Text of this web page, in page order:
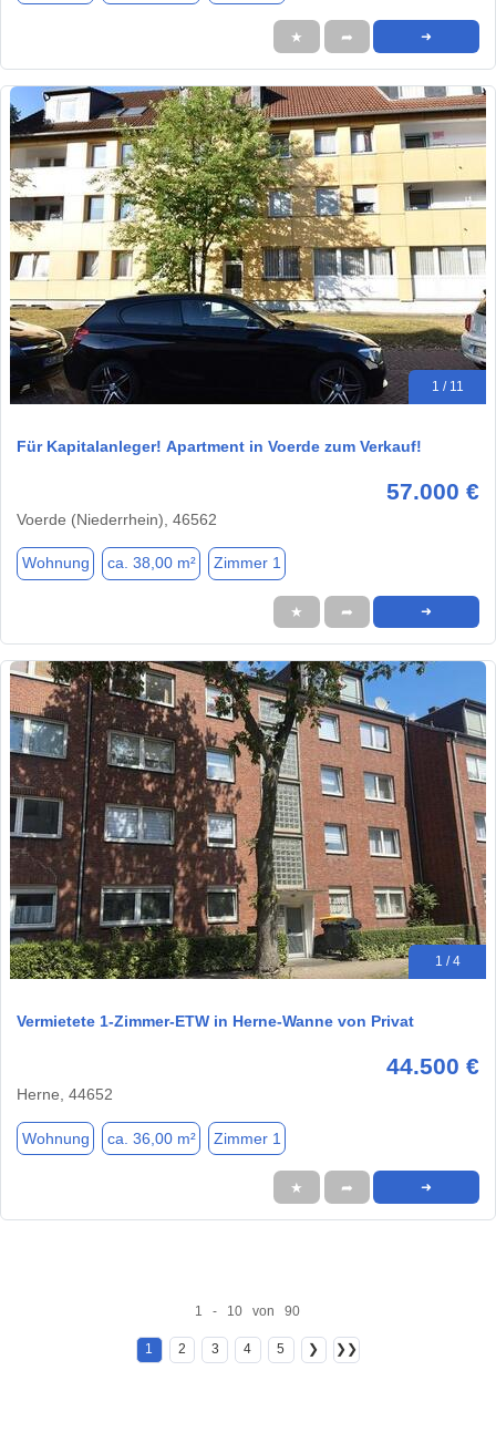
★ ➦ ➜
1 / 11
Für Kapitalanleger! Apartment in Voerde zum Verkauf!
57.000 €
Voerde (Niederrhein), 46562
Wohnung ca. 38,00 m² Zimmer 1
★ ➦ ➜
1 / 4
Vermietete 1-Zimmer-ETW in Herne-Wanne von Privat
44.500 €
Herne, 44652
Wohnung ca. 36,00 m² Zimmer 1
★ ➦ ➜
1 - 10 von 90
1 2 3 4 5 ❯ ❯❯